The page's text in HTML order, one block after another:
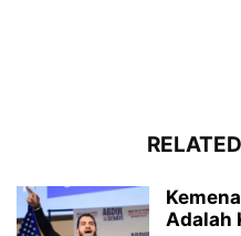
Adalah